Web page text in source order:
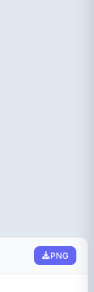
PNG